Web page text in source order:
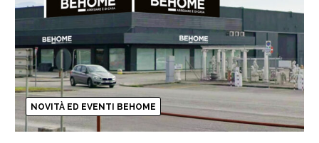
NOVITÀ ED EVENTI BEHOME